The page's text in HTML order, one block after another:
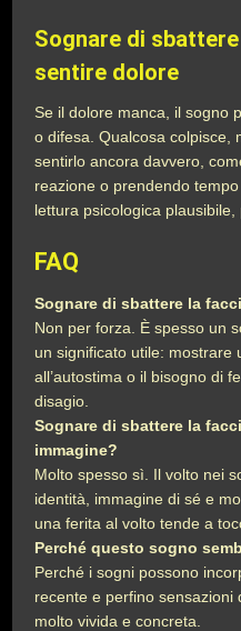
Sognare di
sentire dolore
Se il dolore manca, il sogno
o difesa. Qualcosa colpisce,
sentirlo ancora davvero,
reazione o prendendo
lettura psicologica
FAQ
Sognare di sbattere la
Non per forza. È spesso un
un significato utile: mostrare
all’autostima o il bisogno di
disagio.
Sognare di sbattere la
immagine?
Molto spesso sì. Il volto nei
identità, immagine di sé e
una ferita al volto tende a
Perché questo sogno
Perché i sogni possono
recente e perfino sensazioni
molto vivida e concreta.